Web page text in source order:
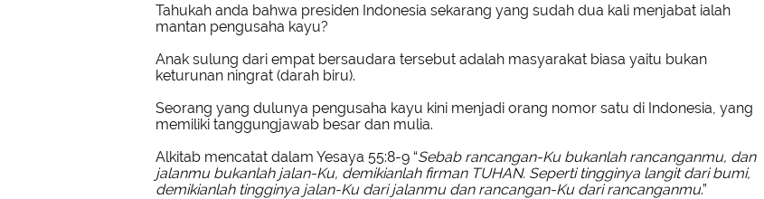
Tahukah anda bahwa presiden Indonesia sekarang yang sudah dua kali menjabat ialah
mantan pengusaha kayu?
Anak sulung dari empat bersaudara tersebut adalah masyarakat biasa yaitu bukan
keturunan ningrat (darah biru).
Seorang yang dulunya pengusaha kayu kini menjadi orang nomor satu di Indonesia, yang
memiliki tanggungjawab besar dan mulia.
Alkitab mencatat dalam Yesaya 55:8-9 “Sebab rancangan-Ku bukanlah rancanganmu, dan
jalanmu bukanlah jalan-Ku, demikianlah firman TUHAN. Seperti tingginya langit dari bumi,
demikianlah tingginya jalan-Ku dari jalanmu dan rancangan-Ku dari rancanganmu.”